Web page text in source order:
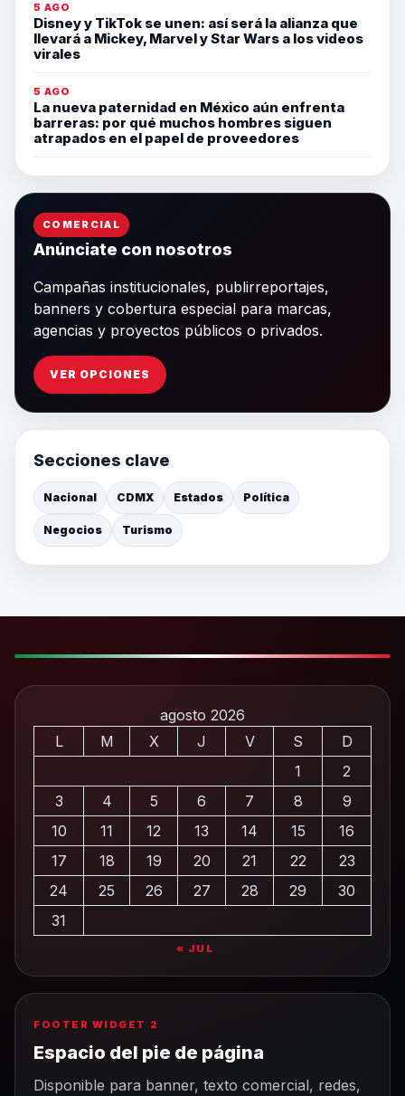
5 AGO
Disney y TikTok se unen: así será la alianza que
llevará a Mickey, Marvel y Star Wars a los videos
virales
5 AGO
La nueva paternidad en México aún enfrenta
barreras: por qué muchos hombres siguen
atrapados en el papel de proveedores
COMERCIAL
Anúnciate con nosotros
Campañas institucionales, publirreportajes,
banners y cobertura especial para marcas,
agencias y proyectos públicos o privados.
VER OPCIONES
Secciones clave
Nacional CDMX Estados Política
Negocios Turismo
agosto 2026
L
M X J V S
D
1
2
3
4 5 6 7 8
9
10
11 12 13 14 15
16
17
18 19 20 21 22
23
24
25 26 27 28 29
30
31
« JUL
FOOTER WIDGET 2
Espacio del pie de página
Disponible para banner, texto comercial, redes,